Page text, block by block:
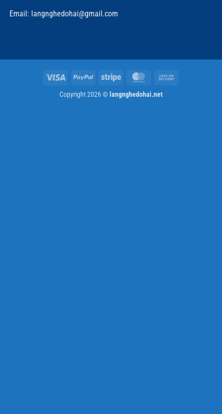
Email: langnghedohai@gmail.com
Visa PayPal Stripe MasterCard
Copyright 2026 © langnghedohai.net